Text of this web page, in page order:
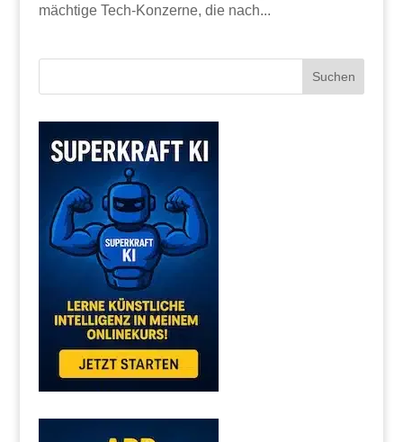
mächtige Tech-Konzerne, die nach...